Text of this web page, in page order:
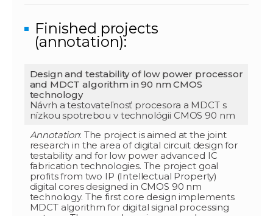
Finished projects
(annotation):
Design and testability of low power processor
and MDCT algorithm in 90 nm CMOS
technology
Návrh a testovateľnosť procesora a MDCT s
nízkou spotrebou v technológii CMOS 90 nm
Annotation: The project is aimed at the joint
research in the area of digital circuit design for
testability and for low power advanced IC
fabrication technologies. The project goal
profits from two IP (Intellectual Property)
digital cores designed in CMOS 90 nm
technology. The first core design implements
MDCT algorithm for digital signal processing